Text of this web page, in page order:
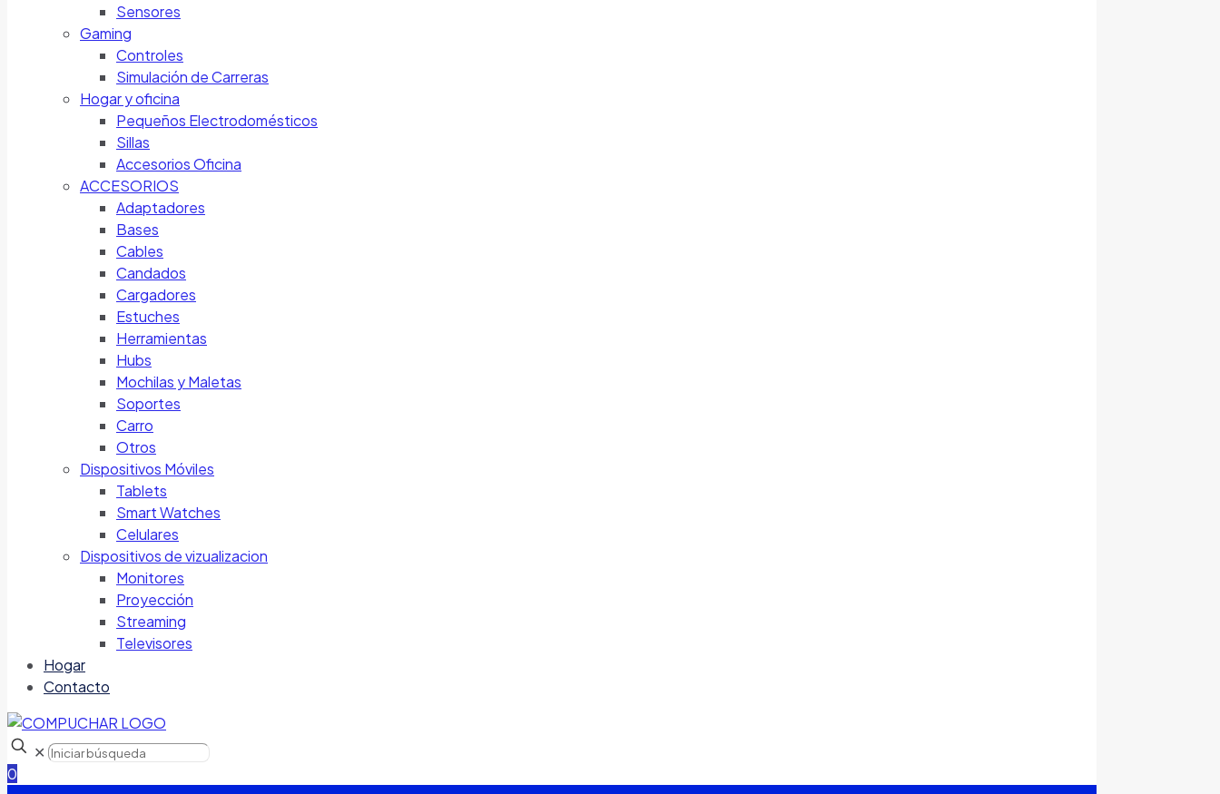
Sensores
Gaming
Controles
Simulación de Carreras
Hogar y oficina
Pequeños Electrodomésticos
Sillas
Accesorios Oficina
ACCESORIOS
Adaptadores
Bases
Cables
Candados
Cargadores
Estuches
Herramientas
Hubs
Mochilas y Maletas
Soportes
Carro
Otros
Dispositivos Móviles
Tablets
Smart Watches
Celulares
Dispositivos de vizualizacion
Monitores
Proyección
Streaming
Televisores
Hogar
Contacto
✕
0